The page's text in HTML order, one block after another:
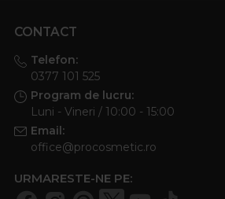
CONTACT
Telefon:
0377 101 525
Program de lucru:
Luni - Vineri / 10:00 - 15:00
Email:
office@procosmetic.ro
URMARESTE-NE PE: